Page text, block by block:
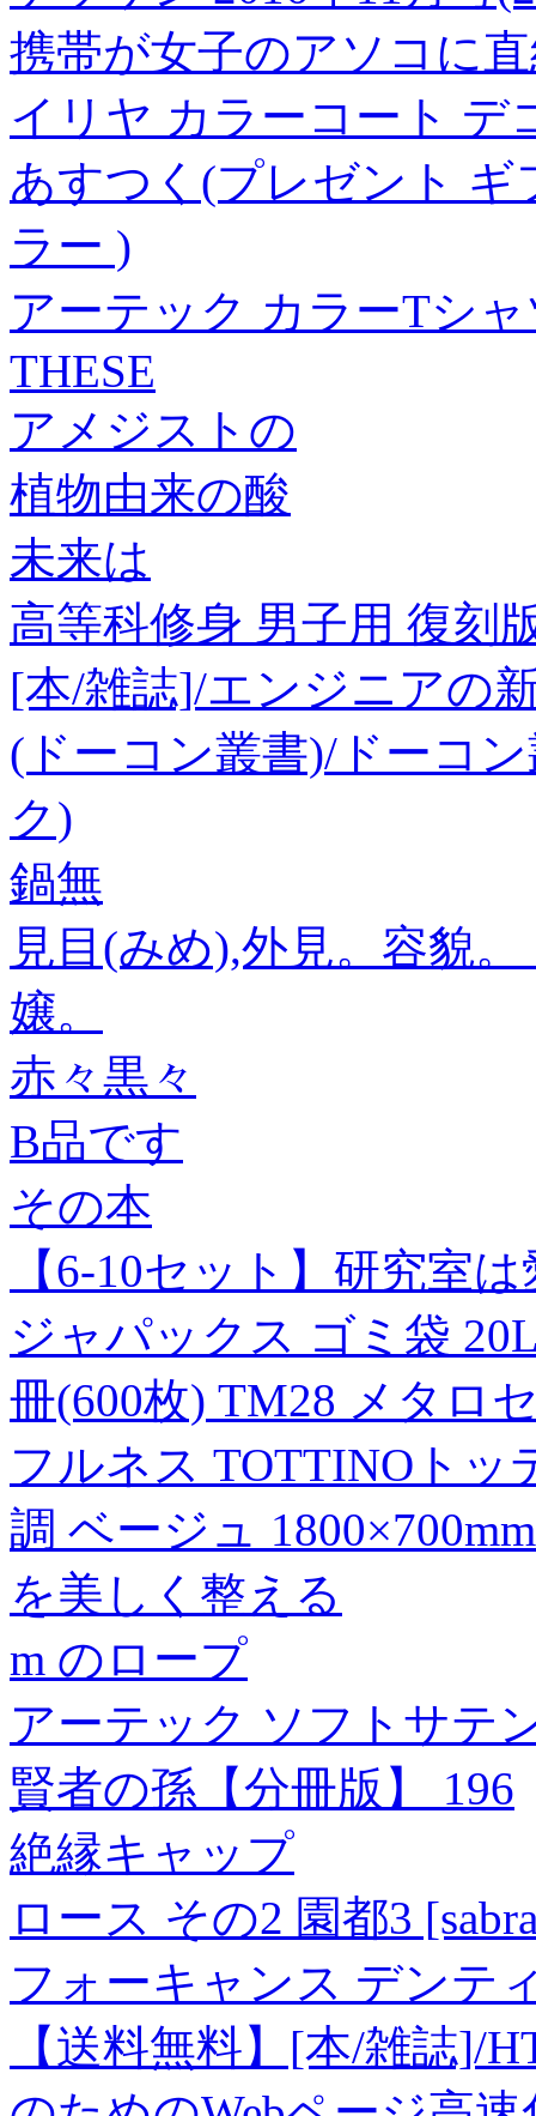
携帯が女子のアソコに
イリヤ カラーコート デ
あすつく(プレゼント
ラー )
アーテック カラーTシ
THESE
アメジストの
植物由来の酸
未来は
高等科修身 男子用 復刻
[本/雑誌]/エンジニアの
(ドーコン叢書)/ドーコ
ク)
鍋無
見目(みめ),外見。容貌
嬢。
赤々黒々
B品です
その本
【6-10セット】研究室
ジャパックス ゴミ袋
冊(600枚) TM28 メタロ
フルネス TOTTINOト
調 ベージュ
を美しく整える
m のロープ
アーテック ソフトサテ
賢者の孫【分冊版】 196
絶縁キャップ
ロース その2 園都3
フォーキャンス デンテ
【送料無料】[本/雑誌]/